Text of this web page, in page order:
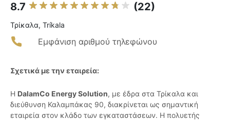
8.7 (22)
Τρίκαλα, Tríkala
Εμφάνιση αριθμού τηλεφώνου
Σχετικά με την εταιρεία:
Η DalamCo Energy Solution, με έδρα στα Τρίκαλα και
διεύθυνση Καλαμπάκας 90, διακρίνεται ως σημαντική
εταιρεία στον κλάδο των εγκαταστάσεων. Η πολυετής